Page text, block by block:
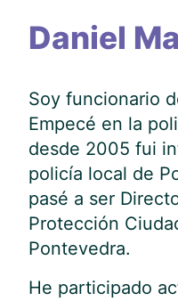
Daniel
Soy funcionario
Empecé en la
desde 2005 fui
policía local de
pasé a ser
Protección
Pontevedra.
He participado